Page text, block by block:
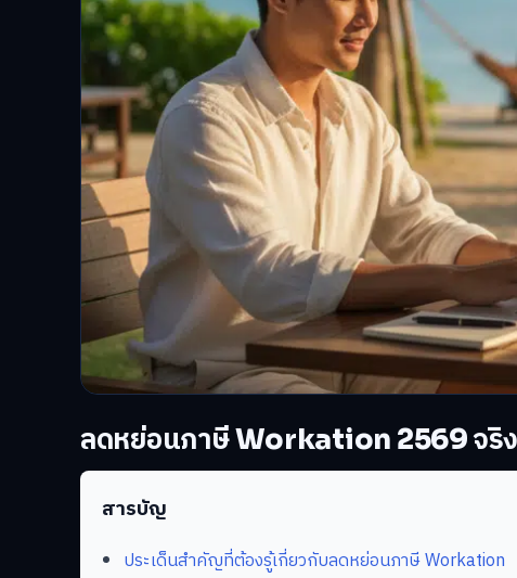
ลดหย่อนภาษี Workation 2569 จริง
สารบัญ
ประเด็นสำคัญที่ต้องรู้เกี่ยวกับลดหย่อนภาษี Workation